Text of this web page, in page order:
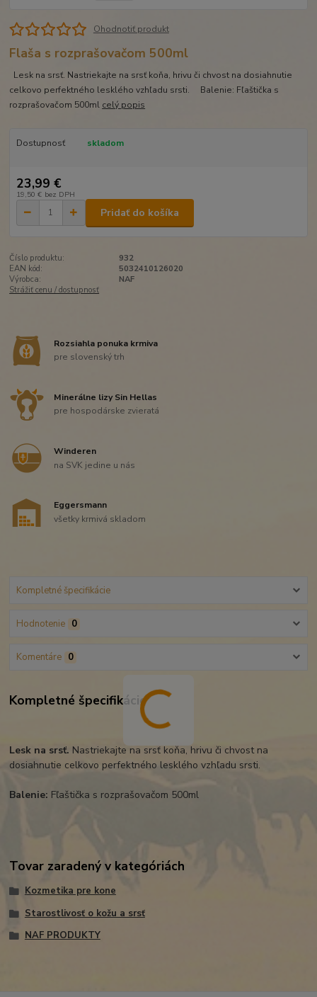
Ohodnotiť produkt
Flaša s rozprašovačom 500ml
Lesk na srsť. Nastriekajte na srsť koňa, hrivu či chvost na dosiahnutie
celkovo perfektného lesklého vzhľadu srsti. Balenie: Fľaštička s
rozprašovačom 500ml celý popis
Dostupnosť skladom
23,99 €
19,50 € bez DPH
Pridať do košíka
Číslo produktu:
932
EAN kód:
5032410126020
Výrobca:
NAF
Strážiť cenu / dostupnosť
Rozsiahla ponuka krmiva
pre slovenský trh
Minerálne lizy Sin Hellas
pre hospodárske zvieratá
Winderen
na SVK jedine u nás
Eggersmann
všetky krmivá skladom
Kompletné špecifikácie
Hodnotenie 0
Komentáre 0
Kompletné špecifikácie
Lesk na srsť. Nastriekajte na srsť koňa, hrivu či chvost na
dosiahnutie celkovo perfektného lesklého vzhľadu srsti.
Balenie: Fľaštička s rozprašovačom 500ml
Tovar zaradený v kategóriách
Kozmetika pre kone
Starostlivosť o kožu a srsť
NAF PRODUKTY